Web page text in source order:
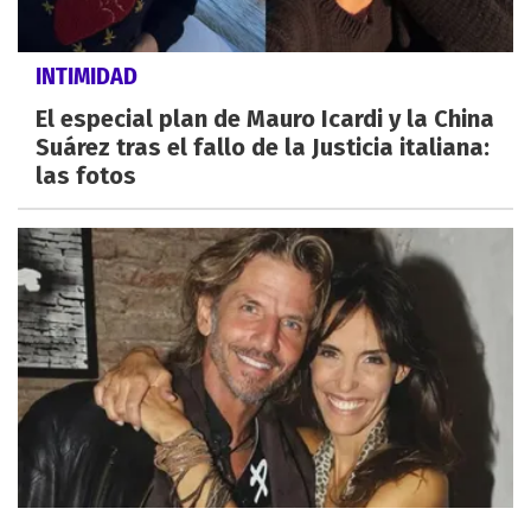
INTIMIDAD
El especial plan de Mauro Icardi y la China
Suárez tras el fallo de la Justicia italiana:
las fotos